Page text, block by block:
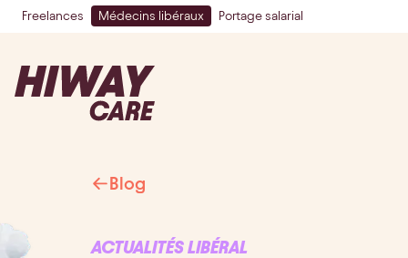
Freelances Médecins libéraux Portage salarial
Blog
ACTUALITÉS LIBÉRAL